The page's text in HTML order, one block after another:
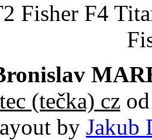
Fisher F4
(tečka) czod
by Jakub